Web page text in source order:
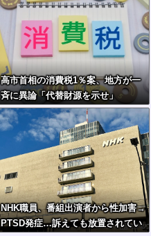
高市首相の消費税1％案、地方が一
斉に異論「代替財源を示せ」
NHK職員、番組出演者から性加害→
PTSD発症…訴えても放置されてい